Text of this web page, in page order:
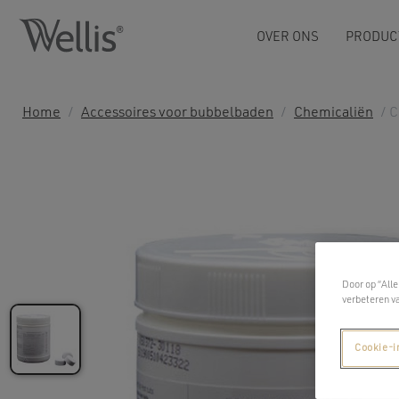
OVER ONS
Home / Accessoires voor bubbelbaden / Chemicaliën /
Door op
verbeteren
Cookie-